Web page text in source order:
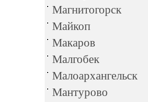
Магнитогорск
Майкоп
Макаров
Малгобек
Малоархангельск
Мантурово